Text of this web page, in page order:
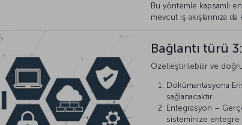
Bu yöntemle kapsamlı
mevcut iş akışlarınıza
Bağlantı türü
Özelleştirilebilir ve
Dokümantasyona
sağlanacaktır.
Entegrasyon –
sisteminize entegre